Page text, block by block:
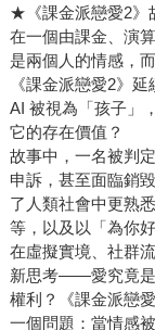
★《課金派戀愛2》
在一個由課金、演
是兩個人的情感，
《課金派戀愛2》
AI 被視為「孩子」
它的存在價值？
故事中，一名被判
申訴，甚至面臨銷
了人類社會中更熟
等，以及以「為你
在虛擬實境、社群
新思考——愛究竟是
權利？《課金派戀
一個問題：當情感